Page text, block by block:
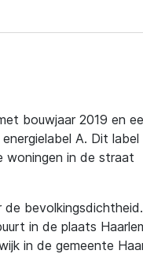
bouwjaar 2019 en
A. Dit label
woningen in de straat
de bevolkingsdichtheid.
in de plaats
in de gemeente